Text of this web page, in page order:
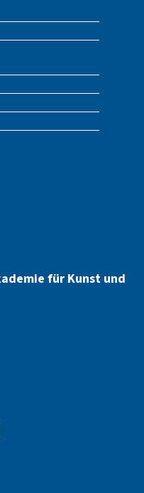
für Kunst und